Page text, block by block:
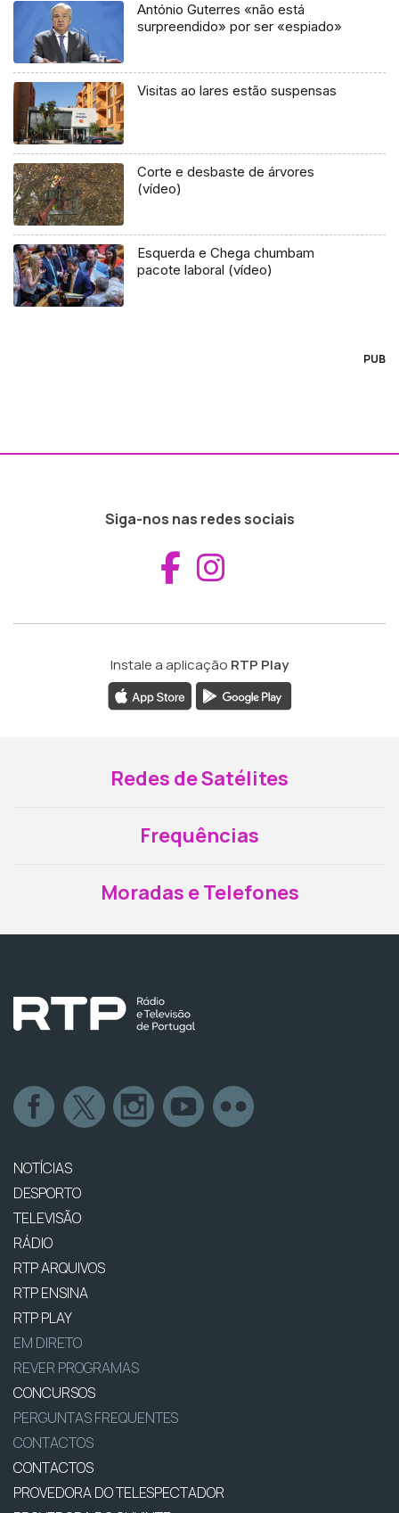
António Guterres «não está
surpreendido» por ser «espiado»
Visitas ao lares estão suspensas
Corte e desbaste de árvores
(vídeo)
Esquerda e Chega chumbam
pacote laboral (vídeo)
PUB
Siga-nos nas redes sociais
Aceder ao
Instale a aplicação RTP Play
Redes de Satélites
Frequências
Moradas e Telefones
NOTÍCIAS
DESPORTO
TELEVISÃO
RÁDIO
RTP ARQUIVOS
RTP ENSINA
RTP PLAY
EM DIRETO
REVER PROGRAMAS
CONCURSOS
PERGUNTAS FREQUENTES
CONTACTOS
CONTACTOS
PROVEDORA DO TELESPECTADOR